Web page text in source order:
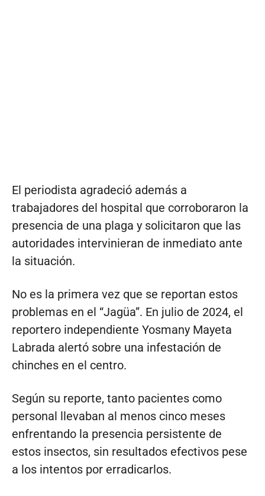
El periodista agradeció además a
trabajadores del hospital que corroboraron la
presencia de una plaga y solicitaron que las
autoridades intervinieran de inmediato ante
la situación.
No es la primera vez que se reportan estos
problemas en el “Jagüa”. En julio de 2024, el
reportero independiente Yosmany Mayeta
Labrada alertó sobre una infestación de
chinches en el centro.
Según su reporte, tanto pacientes como
personal llevaban al menos cinco meses
enfrentando la presencia persistente de
estos insectos, sin resultados efectivos pese
a los intentos por erradicarlos.